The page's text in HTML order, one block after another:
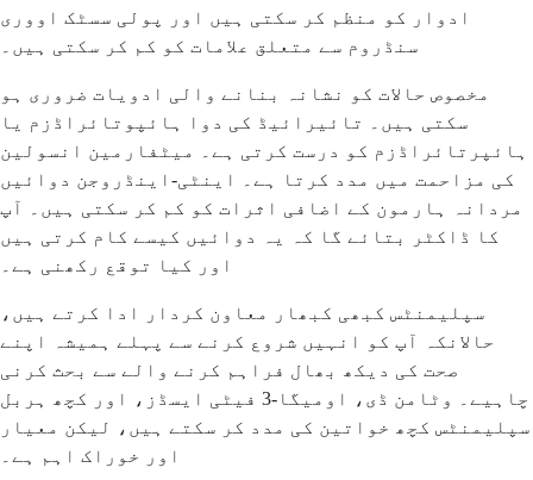
ادوار کو منظم کر سکتی ہیں اور پولی سسٹک اووری
سنڈروم سے متعلق علامات کو کم کر سکتی ہیں۔
مخصوص حالات کو نشانہ بنانے والی ادویات ضروری ہو
سکتی ہیں۔ تائیرائیڈ کی دوا ہائپوتائراڈزم یا
ہائپرتائراڈزم کو درست کرتی ہے۔ میٹفارمین انسولین
کی مزاحمت میں مدد کرتا ہے۔ اینٹی-اینڈروجن دوائیں
مردانہ ہارمون کے اضافی اثرات کو کم کر سکتی ہیں۔ آپ
کا ڈاکٹر بتائے گا کہ یہ دوائیں کیسے کام کرتی ہیں
اور کیا توقع رکھنی ہے۔
سپلیمنٹس کبھی کبھار معاون کردار ادا کرتے ہیں،
حالانکہ آپ کو انہیں شروع کرنے سے پہلے ہمیشہ اپنے
صحت کی دیکھ بھال فراہم کرنے والے سے بحث کرنی
چاہیے۔ وٹامن ڈی، اومیگا-3 فیٹی ایسڈز، اور کچھ ہربل
سپلیمنٹس کچھ خواتین کی مدد کر سکتے ہیں، لیکن معیار
اور خوراک اہم ہے۔